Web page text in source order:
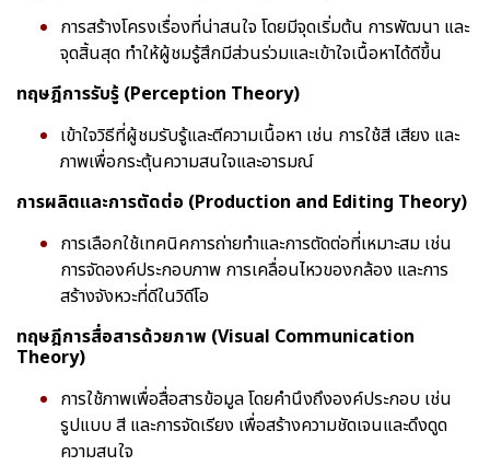
การสร้างโครงเรื่องที่น่าสนใจ โดยมีจุดเริ่มต้น การพัฒนา และ
จุดสิ้นสุด ทำให้ผู้ชมรู้สึกมีส่วนร่วมและเข้าใจเนื้อหาได้ดีขึ้น
ทฤษฎีการรับรู้ (Perception Theory)
เข้าใจวิธีที่ผู้ชมรับรู้และตีความเนื้อหา เช่น การใช้สี เสียง และ
ภาพเพื่อกระตุ้นความสนใจและอารมณ์
การผลิตและการตัดต่อ (Production and Editing Theory)
การเลือกใช้เทคนิคการถ่ายทำและการตัดต่อที่เหมาะสม เช่น
การจัดองค์ประกอบภาพ การเคลื่อนไหวของกล้อง และการ
สร้างจังหวะที่ดีในวิดีโอ
ทฤษฎีการสื่อสารด้วยภาพ (Visual Communication
Theory)
การใช้ภาพเพื่อสื่อสารข้อมูล โดยคำนึงถึงองค์ประกอบ เช่น
รูปแบบ สี และการจัดเรียง เพื่อสร้างความชัดเจนและดึงดูด
ความสนใจ